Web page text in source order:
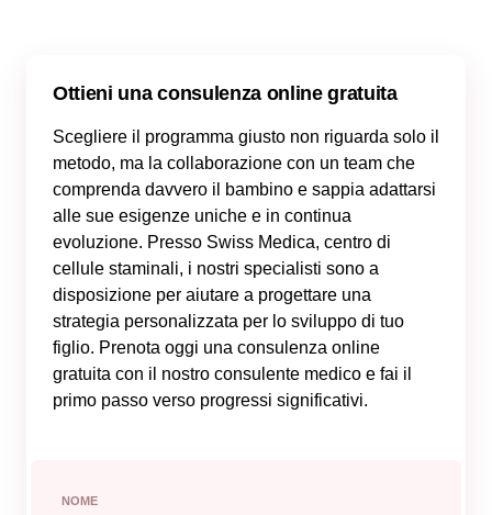
Ottieni una consulenza online gratuita
Scegliere il programma giusto non riguarda solo il
metodo, ma la collaborazione con un team che
comprenda davvero il bambino e sappia adattarsi
alle sue esigenze uniche e in continua
evoluzione. Presso Swiss Medica, centro di
cellule staminali, i nostri specialisti sono a
disposizione per aiutare a progettare una
strategia personalizzata per lo sviluppo di tuo
figlio. Prenota oggi una consulenza online
gratuita con il nostro consulente medico e fai il
primo passo verso progressi significativi.
NOME